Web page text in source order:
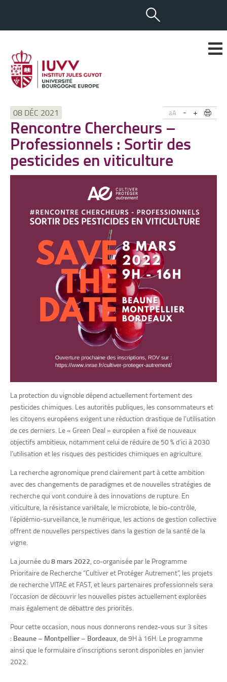
aA - +
08 DÉC 2021
Rencontre Chercheurs –
Professionnels : Sortir des
pesticides en viticulture
La protection du vignoble dépend actuellement fortement des
pesticides chimiques. Les autorités publiques, les consommateurs et
les citoyens européens exigent une réduction drastique de l’utilisation
de ces derniers. Le « Green Deal » européen a fixé de nouveaux
objectifs ambitieux, notamment celui de réduire de 50 % d’ici à 2030
l’utilisation et les risques des pesticides chimiques en agriculture.
La recherche agronomique prend clairement part à cette ambition
avec des changements de paradigmes et de nouvelles stratégies de
recherche qui vont conduire à des innovations de rupture. En
viticulture, la résistance variétale, le microbiote, le bio-contrôle,
l’épidémio-surveillance, le numérique, les actions de gestion collective
offrent de nouvelles perspectives dans la gestion de la santé de la
vigne.
La journée du8 mars 2022, co-organisée par le Programme
Prioritaire de Recherche “Cultiver et Protéger Autrement”, les projets
de recherche VITAE et FAST, et leurs partenaires professionnels sera
l’occasion de découvrir les nouvelles pistes actuellement explorées
mais également de débattre des priorités.
Pour cette occasion, nous nous donnerons rendez-vous sur 3 sites
: Beaune – Montpellier – Bordeaux, de 9H à 16H. Le programme
ainsi que le formulaire d’inscriptions seront disponibles en janvier
2022.